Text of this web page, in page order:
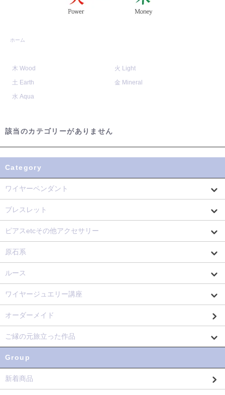
ホーム
木 Wood
火 Light
土 Earth
金 Mineral
水 Aqua
該当のカテゴリーがありません
Category
ワイヤーペンダント
ブレスレット
ピアスetcその他アクセサリー
原石系
ルース
ワイヤージュエリー講座
オーダーメイド
ご縁の元旅立った作品
Group
新着商品